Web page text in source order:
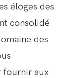
éloges des
consolidé
des
fournir aux